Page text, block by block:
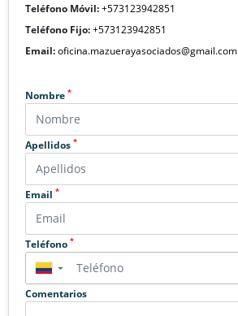
Teléfono Móvil:+573123942851
Teléfono Fijo:+573123942851
Email:oficina.mazuerayasociados@gmail.com
Nombre *
Apellidos *
Email *
Teléfono *
▼
Comentarios